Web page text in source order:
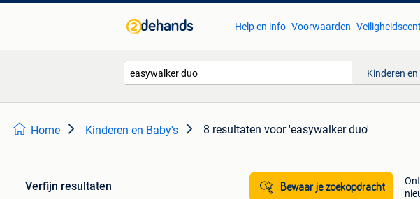
Help en info Voorwaarden
Kinderen en
Home Kinderen en Baby's 8 resultaten voor 'easywalker duo'
Verfijn resultaten
Bewaar je zoekopdracht